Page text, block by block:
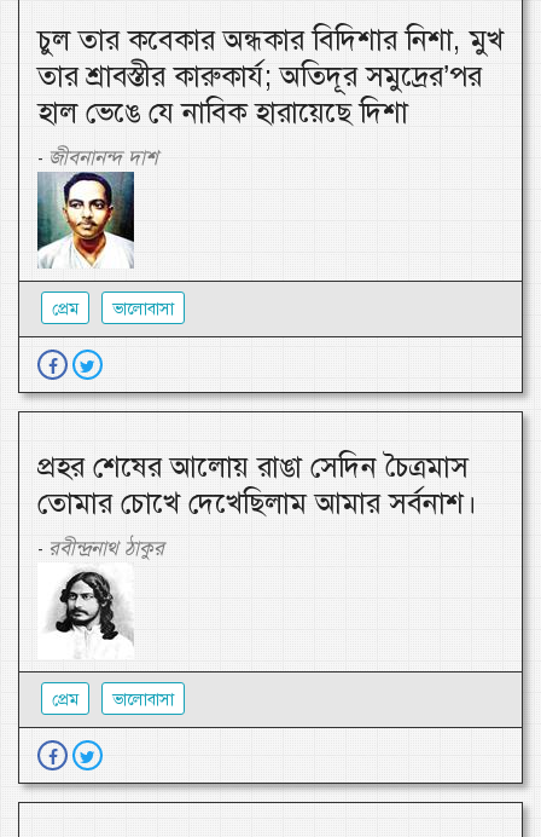
চুল তার কবেকার অন্ধকার বিদিশার নিশা, মুখ
তার শ্রাবস্তীর কারুকার্য; অতিদূর সমুদ্রের’পর
হাল ভেঙে যে নাবিক হারায়েছে দিশা
- জীবনানন্দ দাশ
প্রেম ভালোবাসা
প্রহর শেষের আলোয় রাঙা সেদিন চৈত্রমাস
তোমার চোখে দেখেছিলাম আমার সর্বনাশ।
- রবীন্দ্রনাথ ঠাকুর
প্রেম ভালোবাসা